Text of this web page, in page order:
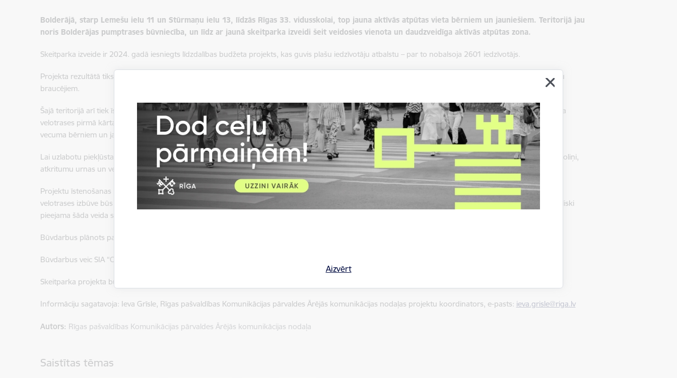
Aizvērt
Bolderājā, starp Lemešu ielu 11 un Stūrmaņu ielu 13, līdzās Rīgas 33. vidusskolai, top jauna aktīvās atpūtas vieta bērniem un jauniešiem. Teritorijā jau
noris Bolderājas pumptrases būvniecība, un līdz ar jaunā skeitparka izveidi šeit veidosies vienota un daudzveidīga aktīvās atpūtas zona.
Skeitparka izveide ir 2024. gadā iesniegts līdzdalības budžeta projekts, kas guvis plašu iedzīvotāju atbalstu – par to nobalsoja 2601 iedzīvotājs.
Projekta rezultātā tiks izveidots daudzfunkcionāls betona skeitparks aptuveni 300 m² platībā, nodrošinot piemērotu infrastruktūru dažādu prasmju līmeņu
braucējiem.
Šajā teritorijā arī tiek īstenots vēl viens līdzdalības budžeta projekts – “Bolderājas pumptrase”, par kuru balsoja 2379 iedzīvotāji. Projektā šobrīd tiek izbūvēta
velotrases pirmā kārta, bet drīzumā tiks sākti arī trases otrās kārtas izbūves darbi, kopā veidojot aptuveni 150 metru garu velotrasi, kas piemērota dažāda
vecuma bērniem un jauniešiem.
Lai uzlabotu piekļūstamību un kopējo teritorijas labiekārtojumu, teritorijā tiks izbūvētas gājēju ietves un paredzēti dažādi labiekārtojuma elementi, tostarp soliņi,
atkritumu urnas un velostatīvi, kā arī izbūvēts ārējais apgaismojums.
Projektu īstenošanas rezultātā Bolderājas iedzīvotāji iegūs mūsdienīgu un daudzfunkcionālu infrastruktūru aktīvai atpūtai brīvā dabā. Jaunā skeitparka un
velotrases izbūve būs būtisks pienesums Rīgas sporta infrastruktūrai, jo Bolderājā un tuvējās apkaimēs – Daugavgrīvā, Buļļos un Kleistos – šobrīd nav publiski
pieejama šāda veida sporta infrastruktūra.
Būvdarbus plānots pabeigt četru mēnešu laikā.
Būvdarbus veic SIA “City Playgrounds”.
Skeitparka projekta būvniecības izmaksas ir 146 274 eiro ar PVN.
Informāciju sagatavoja: Ieva Grīsle, Rīgas pašvaldības Komunikācijas pārvaldes Ārējās komunikācijas nodaļas projektu koordinators, e-pasts: ieva.grisle@riga.lv
Autors: Rīgas pašvaldības Komunikācijas pārvaldes Ārējās komunikācijas nodaļa
Saistītas tēmas